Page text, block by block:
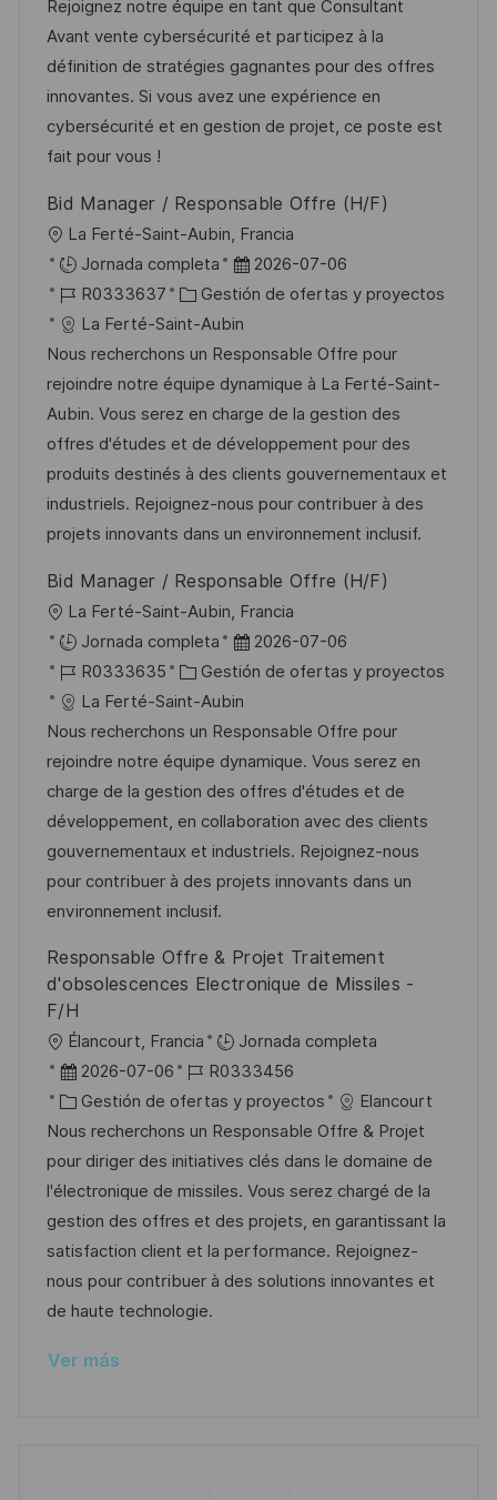
c
i
ó
n
a
c
i
ó
n
h
a
d
e
p
u
l
i
c
a
c
i
ó
n
e
e
m
p
l
t
e
g
o
r
í
Rejoignez notre équipe en tant que Consultant
Avant vente cybersécurité et participez à la
définition de stratégies gagnantes pour des offres
innovantes. Si vous avez une expérience en
cybersécurité et en gestion de projet, ce poste est
fait pour vous !
Bid Manager / Responsable Offre (H/F)
U
b
c
a
c
i
ó
n
La Ferté-Saint-Aubin, Francia
Jornada completa
F
e
c
h
a
d
e
p
u
b
c
a
c
i
ó
n
2026-07-06
I
D
d
e
e
m
p
l
e
R0333637
C
a
t
e
g
o
r
í
a
Gestión de ofertas y proyectos
La Ferté-Saint-Aubin
Nous recherchons un Responsable Offre pour
rejoindre notre équipe dynamique à La Ferté-Saint-
Aubin. Vous serez en charge de la gestion des
offres d'études et de développement pour des
produits destinés à des clients gouvernementaux et
industriels. Rejoignez-nous pour contribuer à des
projets innovants dans un environnement inclusif.
Bid Manager / Responsable Offre (H/F)
U
b
c
a
c
i
ó
n
La Ferté-Saint-Aubin, Francia
Jornada completa
F
e
c
h
a
d
e
p
u
i
2026-07-06
I
D
d
e
e
m
p
l
e
R0333635
C
a
t
e
g
o
r
a
Gestión de ofertas y proyectos
La Ferté-Saint-Aubin
Nous recherchons un Responsable Offre pour
rejoindre notre équipe dynamique. Vous serez en
charge de la gestion des offres d'études et de
développement, en collaboration avec des clients
gouvernementaux et industriels. Rejoignez-nous
pour contribuer à des projets innovants dans un
environnement inclusif.
Responsable Offre & Projet Traitement
d'obsolescences Electronique de Missiles -
F/H
U
b
c
a
c
i
ó
n
Élancourt, Francia
Jornada completa
F
e
c
h
a
d
e
p
u
l
2026-07-06
I
D
d
e
e
m
p
l
e
R0333456
C
a
t
e
g
o
r
í
Gestión de ofertas y proyectos
Elancourt
Nous recherchons un Responsable Offre & Projet
pour diriger des initiatives clés dans le domaine de
l'électronique de missiles. Vous serez chargé de la
gestion des offres et des projets, en garantissant la
satisfaction client et la performance. Rejoignez-
nous pour contribuer à des solutions innovantes et
de haute technologie.
Ver más